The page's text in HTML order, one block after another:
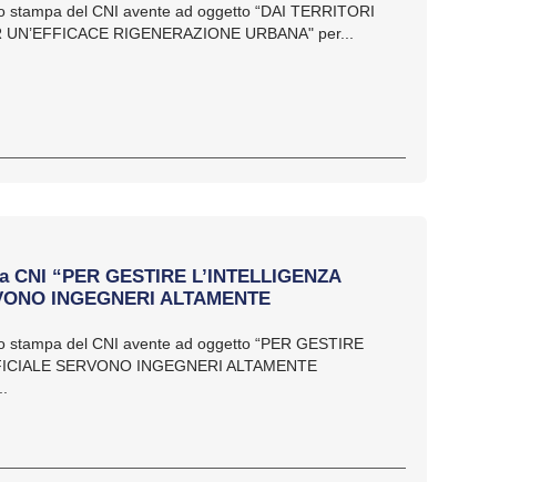
stampa del CNI avente ad oggetto “DAI TERRITORI
RIGENERAZIONE URBANA" per...
“PER GESTIRE L’INTELLIGENZA
INGEGNERI ALTAMENTE
stampa del CNI avente ad oggetto “PER GESTIRE
SERVONO INGEGNERI ALTAMENTE